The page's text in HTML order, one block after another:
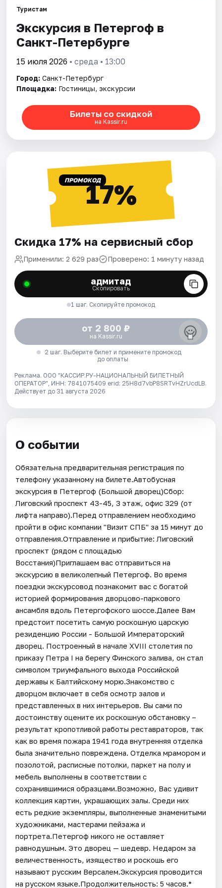
Города
Площадки
Рейтинги
Туристам
Экскурсия в Петергоф в
Санкт-Петербурге
15 июля 2026 • среда • 13:00
Город: Санкт-Петербург
Площадка: Гостиницы, экскурсии
Билеты со скидкой
на Kassir.ru
ПРОМОКОД17%
Скидка 17% на сервисный сбор
Применили: 2 629 раз Проверено: 1 минуту назад
адмитад
Скопировать
1 шаг. Скопируйте промокод
от 2 800 ₽
на Kassir.ru
2 шаг. Выберите билет и примените промокод
до оплаты
Реклама. ООО "КАССИР.РУ-НАЦИОНАЛЬНЫЙ БИЛЕТНЫЙ
ОПЕРАТОР", ИНН: 7841075409 erid: 25H8d7vbP8SRTvHZrUcdLB.
Действует до 31 августа 2026
О событии
Обязательна предварительная регистрация по
телефону указанному на билете.Автобусная
экскурсия в Петергоф (Большой дворец)Сбор:
Лиговский проспект 43-45, 3 этаж, офис 329 (от
лифта направо).Перед отправлением необходимо
пройти в офис компании "Визит СПБ" за 15 минут до
отправления.Отправление и прибытие: Лиговский
проспект (рядом с площадью
Восстания)Приглашаем вас отправиться на
экскурсию в великолепный Петергоф. Во время
поездки экскурсовод познакомит вас с богатой
историей формирования дворцово-паркового
ансамбля вдоль Петергофского шоссе.Далее Вам
предстоит посетить самую роскошную царскую
резиденцию России - Большой Императорский
дворец. Построенный в начале XVIII столетия по
приказу Петра I на берегу Финского залива, он стал
символом триумфального выхода Российской
державы к Балтийскому морю.Знакомство с
дворцом включает в себя осмотр залов и
представленных в них интерьеров. Вы сами по
достоинству оцените их роскошную обстановку –
результат кропотливой работы реставраторов, так
как во время пожара 1941 года внутренняя отделка
была значительно повреждена. Отделка мрамором и
позолотой, расписные потолки, паркет на полу и
мебель выполнены в соответствии с
сохранившимися образцами.Возможно, Вас удивит
коллекция картин, украшающих залы. Среди них
есть редкие экземпляры, выполненные знаменитыми
художниками, мастерами пейзажа и
портрета.Петергоф никого не оставляет
равнодушным. Это дворец — шедевр. Недаром за
величественность, изящество и роскошь его
называют русским Версалем.Экскурсия проводится
на русском языке.Продолжительность: 5 часов.*